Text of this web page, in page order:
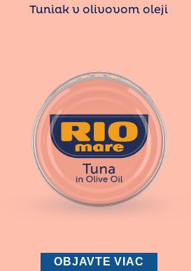
Tuniak v olivovom oleji
OBJAVTE VIAC